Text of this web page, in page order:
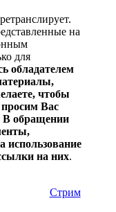
на
для
обладателем
чтобы
просим Вас
В обращении
на них.
Стрим